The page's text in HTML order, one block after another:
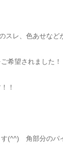
スレ、色あせな
希望されました
！
(^^) 角部分のパ